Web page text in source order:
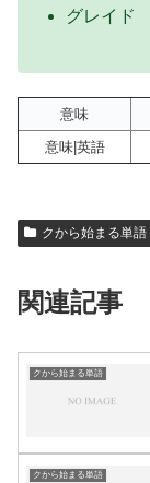
グレイド
意味
意味|英語
クから始まる単語
関連記事
クから始まる単語
クから始まる単語